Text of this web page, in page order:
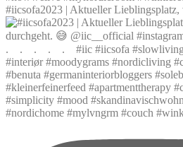
#iicsofa2023 | Aktueller Lieblingsplatz,